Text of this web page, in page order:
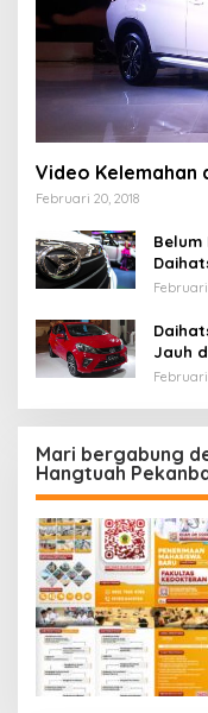
Video Kelemahan
Februari 20, 2018
Belum
Februari
Jauh
Februari
Mari bergabung
Hangtuah